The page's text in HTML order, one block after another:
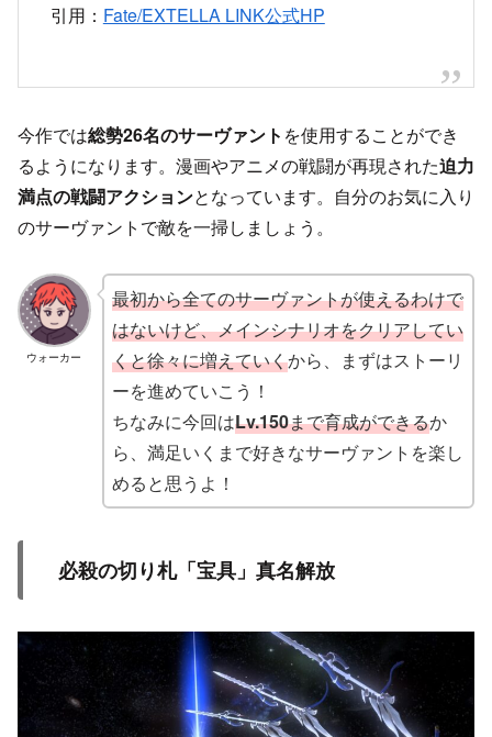
引用： Fate/EXTELLA LINK公式HP
今作では総勢26名のサーヴァント を使用することができ
るようになります。漫画やアニメの戦闘が再現された迫力
満点の戦闘アクションとなっています。自分のお気に入り
のサーヴァントで敵を一掃しましょう。
ウォーカー
最初から全てのサーヴァントが使えるわけで
はないけど、メインシナリオをクリアしてい
くと徐々に増えていくから、まずはストーリ
ーを進めていこう！
ちなみに今回はLv.150まで育成ができるか
ら、満足いくまで好きなサーヴァントを楽し
めると思うよ！
必殺の切り札「宝具」真名解放